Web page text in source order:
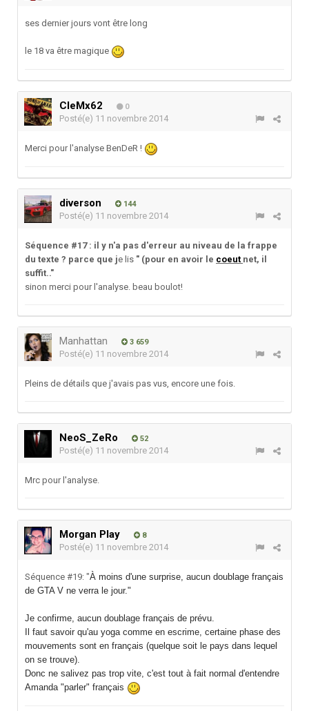
ses dernier jours vont être long
le 18 va être magique
CleMx62 0
Posté(e) 11 novembre 2014
Merci pour l'analyse BenDeR !
diverson 144
Posté(e) 11 novembre 2014
Séquence #17 : il y n'a pas d'erreur au niveau de la frappe
du texte ? parce que je lis " (pour en avoir le coeut net, il
suffit.."
sinon merci pour l'analyse. beau boulot!
Manhattan 3 659
Posté(e) 11 novembre 2014
Pleins de détails que j'avais pas vus, encore une fois.
NeoS_ZeRo 52
Posté(e) 11 novembre 2014
Mrc pour l'analyse.
Morgan Play 8
Posté(e) 11 novembre 2014
Séquence #19: "À moins d'une surprise, aucun doublage français
de GTA V ne verra le jour."
Je confirme, aucun doublage français de prévu.
Il faut savoir qu'au yoga comme en escrime, certaine phase des
mouvements sont en français (quelque soit le pays dans lequel
on se trouve).
Donc ne salivez pas trop vite, c'est tout à fait normal d'entendre
Amanda "parler" français